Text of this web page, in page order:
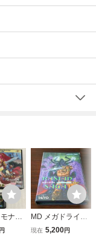
ナー
闘伝
円
MD メガドライ
ブ ラスタン・サ
現在 5,200円